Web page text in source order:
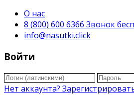
О нас
8 (800) 600 6366 Звонок
info@nasutki.click
Войти
Нет аккаунта?